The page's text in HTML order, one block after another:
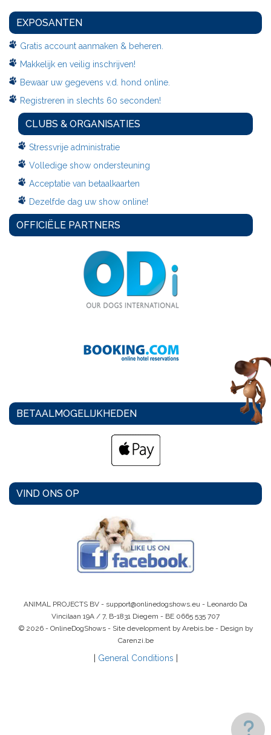
EXPOSANTEN
Gratis account aanmaken & beheren.
Makkelijk en veilig inschrijven!
Bewaar uw gegevens v.d. hond online.
Registreren in slechts 60 seconden!
CLUBS & ORGANISATIES
Stressvrije administratie
Volledige show ondersteuning
Acceptatie van betaalkaarten
Dezelfde dag uw show online!
OFFICIËLE PARTNERS
BETAALMOGELIJKHEDEN
VIND ONS OP
ANIMAL PROJECTS BV - support@onlinedogshows.eu - Leonardo Da
Vincilaan 19A / 7, B-1831 Diegem - BE 0665 535 707
© 2026 - OnlineDogShows - Site development by Arebis.be - Design by
Carenzi.be
General Conditions